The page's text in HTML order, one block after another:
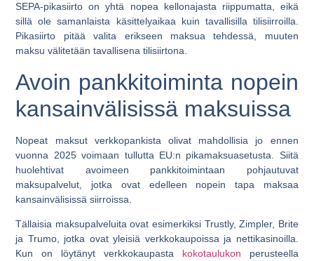
SEPA-pikasiirto on yhtä nopea kellonajasta riippumatta, eikä
sillä ole samanlaista käsittelyaikaa kuin tavallisilla tilisiirroilla.
Pikasiirto pitää valita erikseen maksua tehdessä, muuten
maksu välitetään tavallisena tilisiirtona.
Avoin pankkitoiminta nopein
kansainvälisissä maksuissa
Nopeat maksut verkkopankista olivat mahdollisia jo ennen
vuonna 2025 voimaan tullutta EU:n pikamaksuasetusta. Siitä
huolehtivat avoimeen pankkitoimintaan pohjautuvat
maksupalvelut, jotka ovat edelleen nopein tapa maksaa
kansainvälisissä siirroissa.
Tällaisia maksupalveluita ovat esimerkiksi Trustly, Zimpler, Brite
ja Trumo, jotka ovat yleisiä verkkokaupoissa ja nettikasinoilla.
Kun on löytänyt verkkokaupasta kokotaulukon perusteella